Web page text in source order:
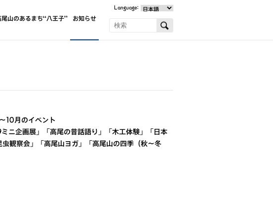
尾山のあるまち“八王子” お知らせ
Language:
10月のイベント
ニ企画展」「高尾の昔話語り」「木工体験」「日本
観察会」「高尾山ヨガ」「高尾山の四季（秋～冬